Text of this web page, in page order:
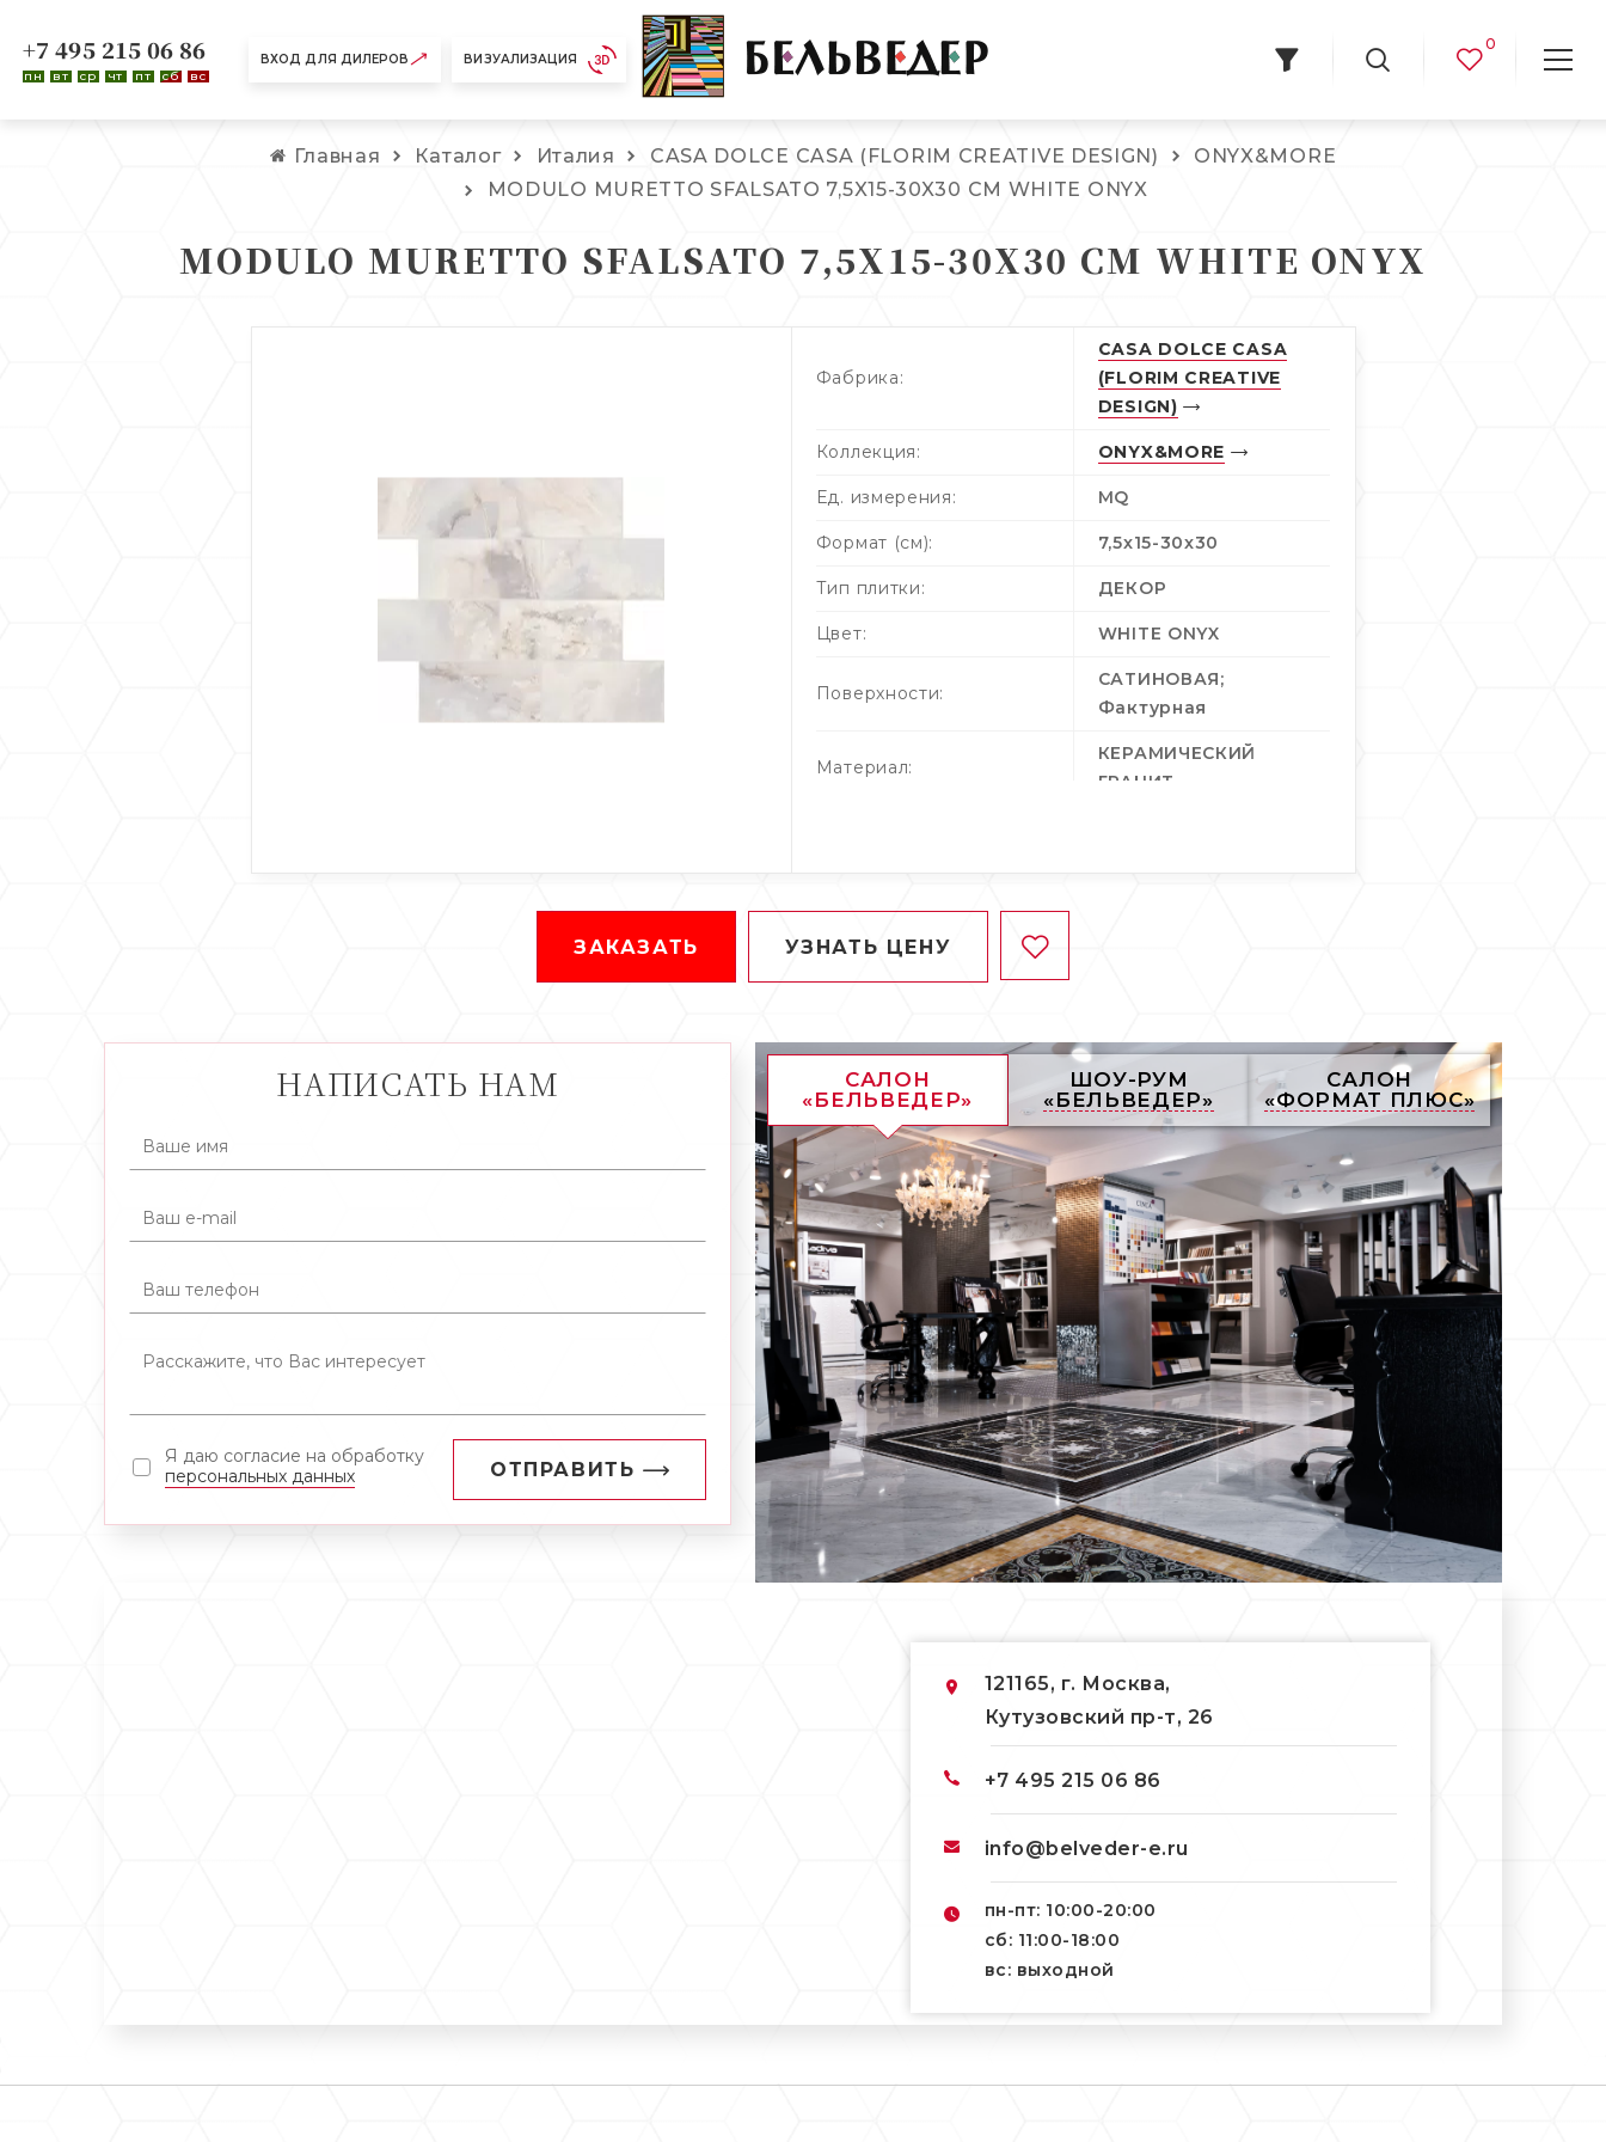
ВХОД ДЛЯ ДИЛЕРОВ ВИЗУАЛИЗАЦИЯ
+7 495 215 06 86
пн вт ср чт пт сб вс
0
Главная Каталог Италия CASA DOLCE CASA (FLORIM CREATIVE DESIGN)
ONYX&MORE
MODULO MURETTO SFALSATO 7,5X15-30X30 CM WHITE ONYX
MODULO MURETTO SFALSATO 7,5X15-30X30 CM WHITE ONYX
Фабрика:
CASA DOLCE CASA
(FLORIM CREATIVE
DESIGN)
Коллекция: ONYX&MORE
Ед. измерения: MQ
Формат (см): 7,5x15-30x30
Тип плитки: ДЕКОР
Цвет: WHITE ONYX
Поверхности:
САТИНОВАЯ;
Фактурная
Материал:
КЕРАМИЧЕСКИЙ
ГРАНИТ
ЗАКАЗАТЬ УЗНАТЬ ЦЕНУ
НАПИСАТЬ НАМ
Я даю согласие на обработку
персональных данных
ОТПРАВИТЬ
САЛОН
«БЕЛЬВЕДЕР»
ШОУ-РУМ
«БЕЛЬВЕДЕР»
САЛОН
«ФОРМАТ ПЛЮС»
121165, г. Москва,
Кутузовский пр-т, 26
+7 495 215 06 86
info@belveder-e.ru
пн-пт: 10:00-20:00
сб: 11:00-18:00
вс: выходной